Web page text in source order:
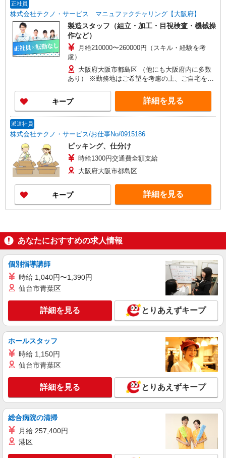
正社員
株式会社テクノ・サービス マニュファクチャリング【大阪府】
製造スタッフ（組立・加工・目視検査・機械操
作など）
月給210000〜260000円（スキル・経験を考
慮）
大阪府大阪市都島区 （他にも大阪府内に多数
あり） ※勤務地はご希望を考慮の上、ご自宅を中
勤なし）
キープ 詳細を見る
派遣社員
株式会社テクノ・サービス/お仕事No/0915186
ピッキング、仕分け
時給1300円交通費全額支給
大阪府大阪市都島区
キープ 詳細を見る
あなたにおすすめの求人情報
個別指導講師
時給 1,040円〜1,390円
仙台市青葉区
詳細を見る とりあえずキープ
ホールスタッフ
時給 1,150円
仙台市青葉区
詳細を見る とりあえずキープ
総合病院の清掃
月給 257,400円
港区